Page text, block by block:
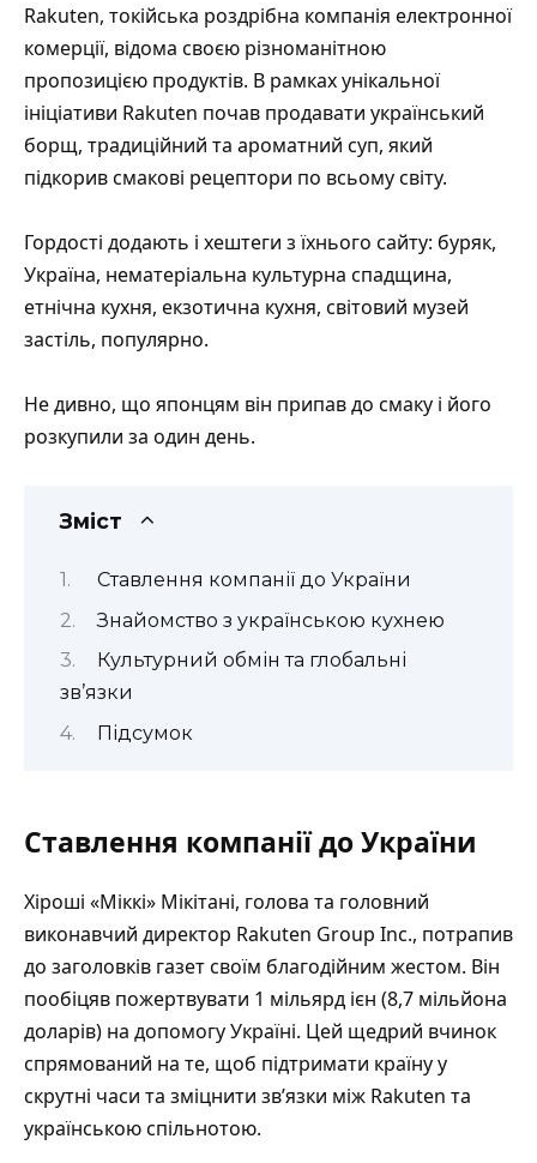
Rakuten, токійська роздрібна компанія електронної
комерції, відома своєю різноманітною
пропозицією продуктів. В рамках унікальної
ініціативи Rakuten почав продавати український
борщ, традиційний та ароматний суп, який
підкорив смакові рецептори по всьому світу.
Гордості додають і хештеги з їхнього сайту: буряк,
Україна, нематеріальна культурна спадщина,
етнічна кухня, екзотична кухня, світовий музей
застіль, популярно.
Не дивно, що японцям він припав до смаку і його
розкупили за один день.
Зміст
Ставлення компанії до України
Знайомство з українською кухнею
Культурний обмін та глобальні
зв’язки
Підсумок
Ставлення компанії до України
Хіроші «Міккі» Мікітані, голова та головний
виконавчий директор Rakuten Group Inc., потрапив
до заголовків газет своїм благодійним жестом. Він
пообіцяв пожертвувати 1 мільярд ієн (8,7 мільйона
доларів) на допомогу Україні. Цей щедрий вчинок
спрямований на те, щоб підтримати країну у
скрутні часи та зміцнити зв’язки між Rakuten та
українською спільнотою.